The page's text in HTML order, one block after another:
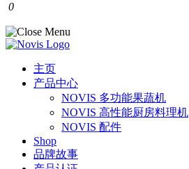
0
主页
产品中心
NOVIS 多功能果蔬机
NOVIS 高性能厨房料理机
NOVIS 配件
Shop
品牌故事